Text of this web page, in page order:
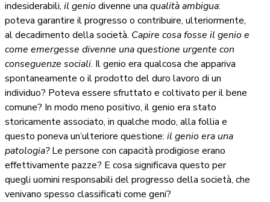
indesiderabili, il geniodivenne una qualità ambigua:
poteva garantire il progresso o contribuire, ulteriormente,
al decadimento della società. Capire cosa fosse il genio e
come emergesse divenne una questione urgente con
conseguenze sociali. Il genio era qualcosa che appariva
spontaneamente o il prodotto del duro lavoro di un
individuo? Poteva essere sfruttato e coltivato per il bene
comune? In modo meno positivo, il genio era stato
storicamente associato, in qualche modo, alla follia e
questo poneva un’ulteriore questione: il genio era una
patologia?Le persone con capacità prodigiose erano
effettivamente pazze? E cosa significava questo per
quegli uomini responsabili del progresso della società, che
venivano spesso classificati come geni?